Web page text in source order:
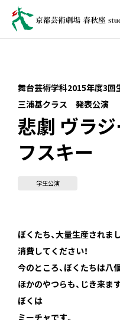
舞台芸術学科2015年度3回
三浦基クラス 発表公演
悲劇 ヴラジ
フスキー
学生公演
ぼくたち、大量生産されま
消費してください！
今のところ、ぼくたちは八
ほかのやつらも、じき来ます
ぼくは
ミーチャです。